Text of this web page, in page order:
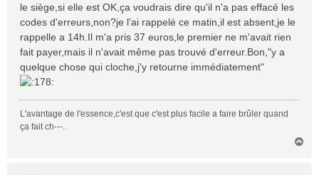
le siège,si elle est OK,ça voudrais dire qu'il n'a pas effacé les
codes d'erreurs,non?je l'ai rappelé ce matin,il est absent,je le
rappelle a 14h.Il m'a pris 37 euros,le premier ne m'avait rien
fait payer,mais il n'avait même pas trouvé d'erreur.Bon,"y a
quelque chose qui cloche,j'y retourne immédiatement"
L'avantage de l'essence,c'est que c'est plus facile a faire brûler quand
ça fait ch---.